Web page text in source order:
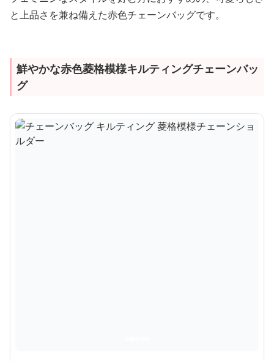
と上品さを兼ね備えた赤色チェーンバッグです。
鮮やかな赤色菱格模様キルティングチェーンバッ
グ